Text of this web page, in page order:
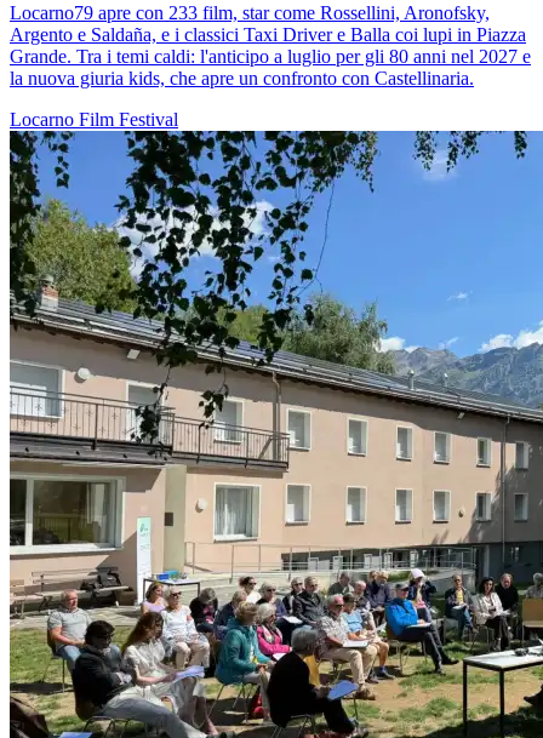
Locarno79 apre con 233 film, star come Rossellini, Aronofsky,
Argento e Saldaña, e i classici Taxi Driver e Balla coi lupi in Piazza
Grande. Tra i temi caldi: l'anticipo a luglio per gli 80 anni nel 2027 e
la nuova giuria kids, che apre un confronto con Castellinaria.
Locarno Film Festival